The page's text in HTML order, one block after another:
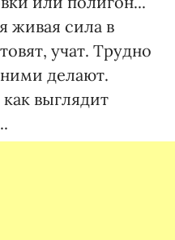
живая сила в
учат. Трудно
ними делают.
выглядит